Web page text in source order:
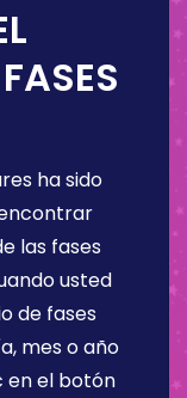
ha sido
las fases
usted
de fases
mes o año
en el botón